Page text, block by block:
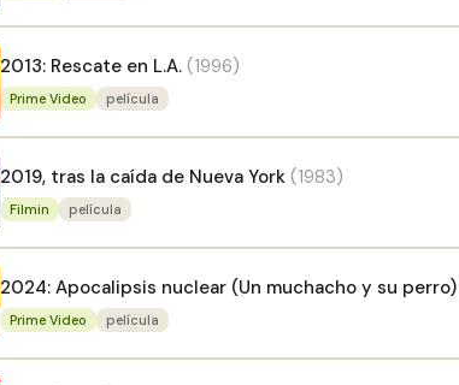
2013: Rescate en L.A. (1996)
Prime Video película
2019, tras la caída de Nueva York (1983)
Filmin película
2024: Apocalipsis nuclear (Un muchacho y su perro)
Prime Video película